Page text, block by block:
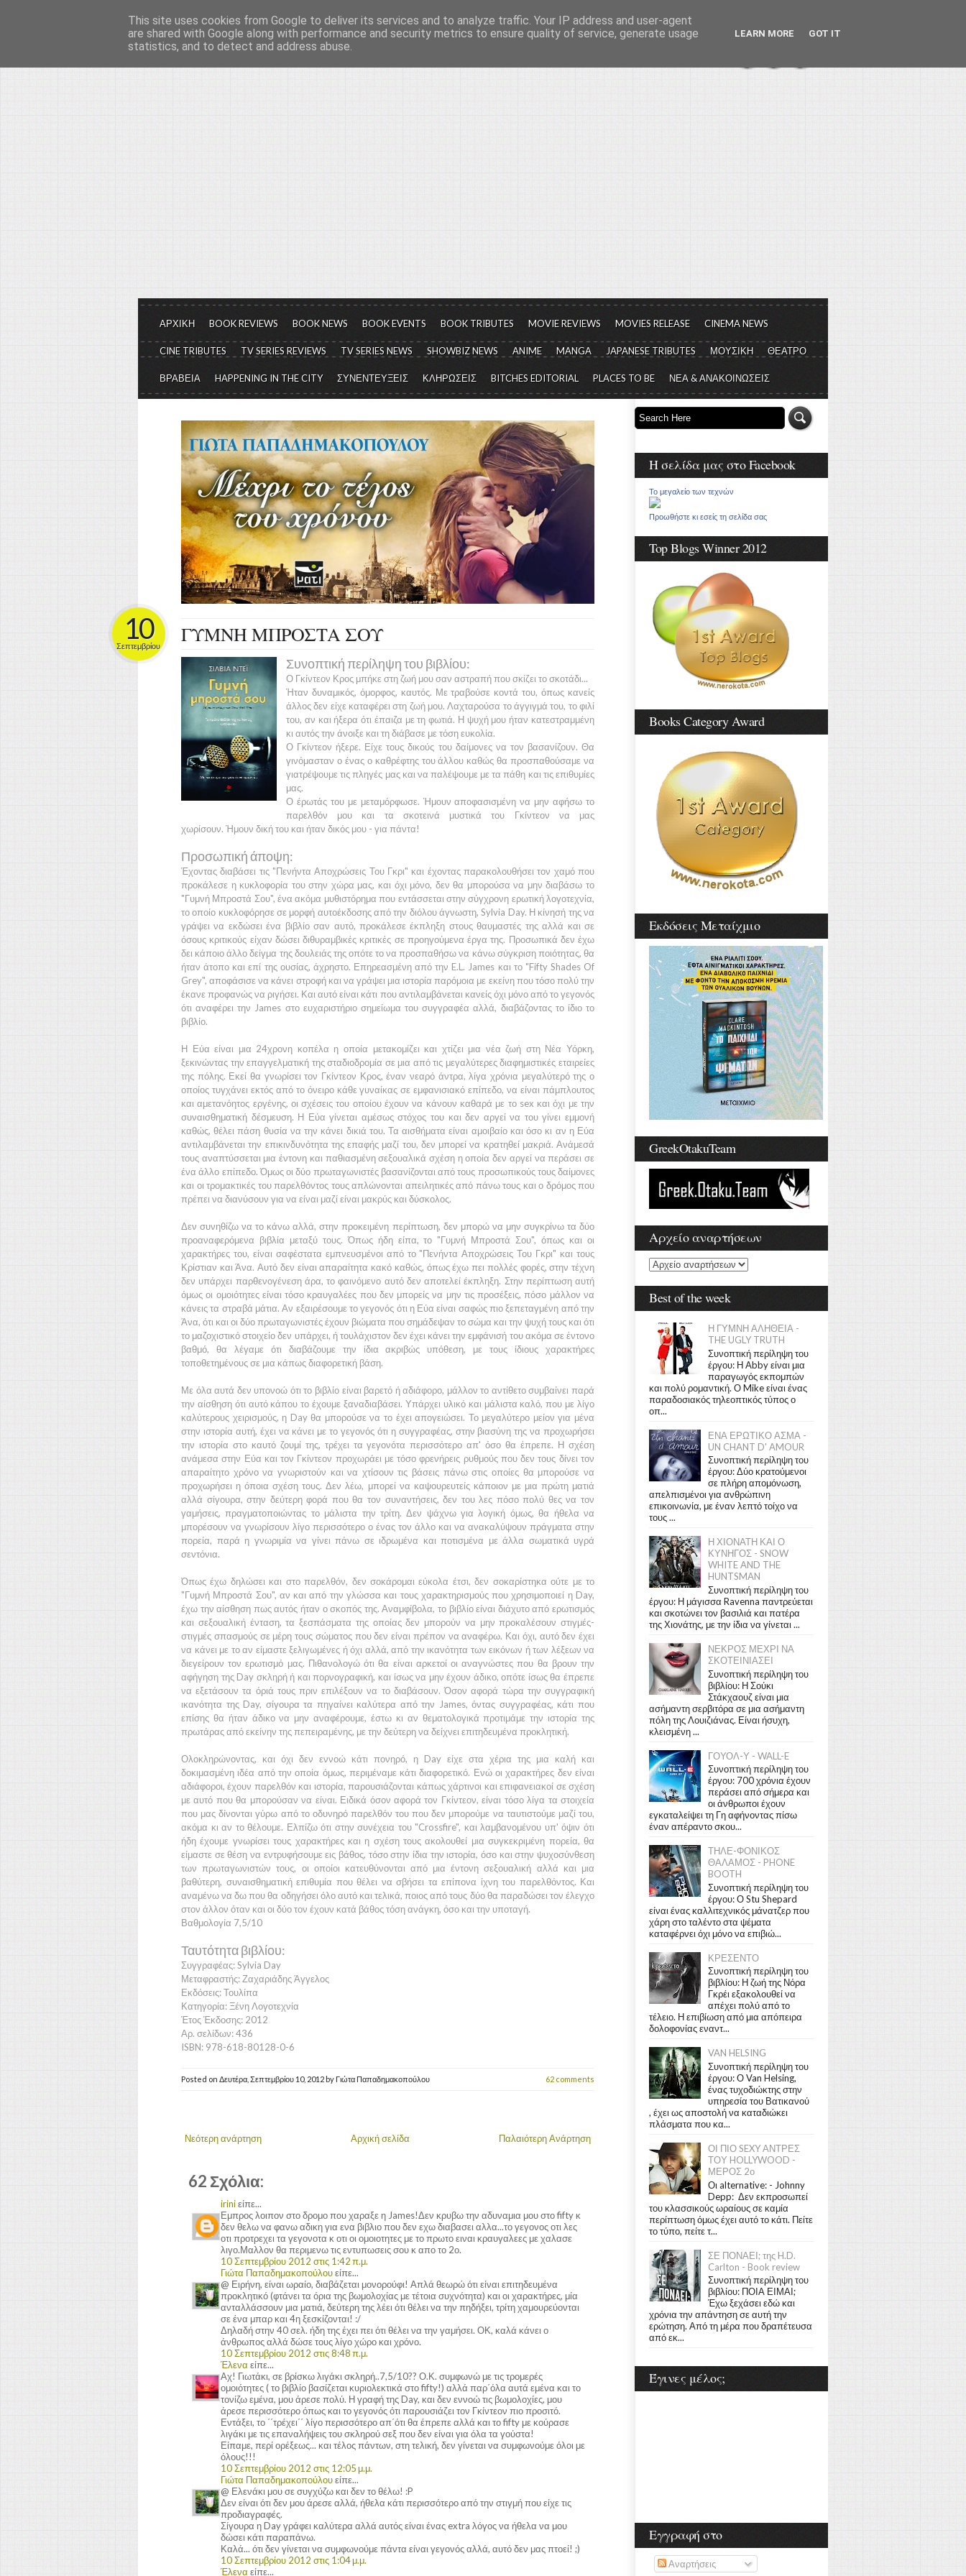
Το μεγαλείο των Τεχνών...
Είμαστε πάντα εδώ για να μιλάμε για τον πολιτισμό, σε κάθε του μορφή και έκταση...
ΑΡΧΙΚΗ BOOK REVIEWS BOOK NEWS BOOK EVENTS BOOK TRIBUTES MOVIE REVIEWS MOVIES RELEASE CINEMA NEWS
CINE TRIBUTES TV SERIES REVIEWS TV SERIES NEWS SHOWBIZ NEWS ANIME MANGA JAPANESE TRIBUTES ΜΟΥΣΙΚΗ ΘΕΑΤΡΟ
ΒΡΑΒΕΙΑ HAPPENING IN THE CITY ΣΥΝΕΝΤΕΥΞΕΙΣ ΚΛΗΡΩΣΕΙΣ BITCHES EDITORIAL PLACES TO BE ΝΕΑ & ΑΝΑΚΟΙΝΩΣΕΙΣ
ΓΥΜΝΗ ΜΠΡΟΣΤΑ ΣΟΥ
10
Σεπτεμβρίου
Συνοπτική περίληψη του βιβλίου:
Ο Γκίντεον Κρος μπήκε στη ζωή μου σαν αστραπή που σκίζει το σκοτάδι...
Ήταν δυναμικός, όμορφος, καυτός. Με τραβούσε κοντά του, όπως κανείς
άλλος δεν είχε καταφέρει στη ζωή μου. Λαχταρούσα το άγγιγμά του, το φιλί
του, αν και ήξερα ότι έπαιζα με τη φωτιά. Η ψυχή μου ήταν κατεστραμμένη
κι αυτός την άνοιξε και τη διάβασε με τόση ευκολία.
Ο Γκίντεον ήξερε. Είχε τους δικούς του δαίμονες να τον βασανίζουν. Θα
γινόμασταν ο ένας ο καθρέφτης του άλλου καθώς θα προσπαθούσαμε να
γιατρέψουμε τις πληγές μας και να παλέψουμε με τα πάθη και τις επιθυμίες
μας.
Ο έρωτάς του με μεταμόρφωσε. Ήμουν αποφασισμένη να μην αφήσω το
παρελθόν μου και τα σκοτεινά μυστικά του Γκίντεον να μας
χωρίσουν. Ήμουν δική του και ήταν δικός μου - για πάντα!
Προσωπική άποψη:
Έχοντας διαβάσει τις "Πενήντα Αποχρώσεις Του Γκρι" και έχοντας παρακολουθήσει τον χαμό που
προκάλεσε η κυκλοφορία του στην χώρα μας, και όχι μόνο, δεν θα μπορούσα να μην διαβάσω το
"Γυμνή Μπροστά Σου", ένα ακόμα μυθιστόρημα που εντάσσεται στην σύγχρονη ερωτική λογοτεχνία,
το οποίο κυκλοφόρησε σε μορφή αυτοέκδοσης από την διόλου άγνωστη,Sylvia Day. Η κίνησή της να
γράψει να εκδώσει ένα βιβλίο σαν αυτό, προκάλεσε έκπληξη στους θαυμαστές της αλλά και σε
όσους κριτικούς είχαν δώσει διθυραμβικές κριτικές σε προηγούμενα έργα της. Προσωπικά δεν έχω
δει κάποιο άλλο δείγμα της δουλειάς της οπότε το να προσπαθήσω να κάνω σύγκριση ποιότητας, θα
ήταν άτοπο και επί της ουσίας, άχρηστο. Επηρεασμένη από την E.L. James και το "Fifty Shades Of
Grey", αποφάσισε να κάνει στροφή και να γράψει μια ιστορία παρόμοια με εκείνη που τόσο πολύ την
έκανε προφανώς να ριγήσει. Και αυτό είναι κάτι που αντιλαμβάνεται κανείς όχι μόνο από το γεγονός
ότι αναφέρει την James στο ευχαριστήριο σημείωμα του συγγραφέα αλλά, διαβάζοντας το ίδιο το
βιβλίο.
Η Εύαείναι μια 24χρονη κοπέλα η οποία μετακομίζει και χτίζει μια νέα ζωή στη Νέα Υόρκη,
ξεκινώντας την επαγγελματική της σταδιοδρομία σε μια από τις μεγαλύτερες διαφημιστικές εταιρείες
της πόλης. Εκεί θα γνωρίσει τον Γκίντεον Κρος, έναν νεαρό άντρα, λίγα χρόνια μεγαλύτερό της ο
οποίος τυγχάνει εκτός από το όνειρο κάθε γυναίκας σε εμφανισιακό επίπεδο, να είναι πάμπλουτος
και αμετανόητος εργένης, οι σχέσεις του οποίου έχουν να κάνουν καθαρά με το sex και όχι με την
συναισθηματική δέσμευση. Η Εύα γίνεται αμέσως στόχος του και δεν αργεί να του γίνει εμμονή
καθώς, θέλει πάση θυσία να την κάνει δικιά του. Τα αισθήματα είναι αμοιβαίο και όσο κι αν η Εύα
αντιλαμβάνεται την επικινδυνότητα της επαφής μαζί του, δεν μπορεί να κρατηθεί μακριά. Ανάμεσά
τους αναπτύσσεται μια έντονη και παθιασμένη σεξουαλικά σχέση η οποία δεν αργεί να περάσει σε
ένα άλλο επίπεδο. Όμως οι δύο πρωταγωνιστές βασανίζονται από τους προσωπικούς τους δαίμονες
και οι τρομακτικές του παρελθόντος τους απλώνονται απειλητικές από πάνω τους και ο δρόμος που
πρέπει να διανύσουν για να είναι μαζί είναι μακρύς και δύσκολος.
Δεν συνηθίζω να το κάνω αλλά, στην προκειμένη περίπτωση, δεν μπορώ να μην συγκρίνω τα δύο
προαναφερόμενα βιβλία μεταξύ τους. Όπως ήδη είπα, το "Γυμνή Μπροστά Σου", όπως και οι
χαρακτήρες του, είναι σαφέστατα εμπνευσμένοι από το "Πενήντα Αποχρώσεις Του Γκρι" και τους
Κρίστιαν και Άνα. Αυτό δεν είναι απαραίτητα κακό καθώς, όπως έχω πει πολλές φορές, στην τέχνη
δεν υπάρχει παρθενογένεση άρα, το φαινόμενο αυτό δεν αποτελεί έκπληξη. Στην περίπτωση αυτή
όμως οι ομοιότητες είναι τόσο κραυγαλέες που δεν μπορείς να μην τις προσέξεις, πόσο μάλλον να
κάνεις τα στραβά μάτια. Αν εξαιρέσουμε το γεγονός ότι η Εύα είναι σαφώς πιο ξεπεταγμένη από την
Άνα, ότι και οι δύο πρωταγωνιστές έχουν βιώματα που σημάδεψαν το σώμα και την ψυχή τους και ότι
το μαζοχιστικό στοιχείο δεν υπάρχει, ή τουλάχιστον δεν έχει κάνει την εμφάνισή του ακόμα σε έντονο
βαθμό, θα λέγαμε ότι διαβάζουμε την ίδια ακριβώς υπόθεση, με τους ίδιους χαρακτήρες
τοποθετημένους σε μια κάπως διαφορετική βάση.
Με όλα αυτά δεν υπονοώ ότι το βιβλίο είναι βαρετό ή αδιάφορο, μάλλον το αντίθετο συμβαίνει παρά
την αίσθηση ότι αυτό κάπου το έχουμε ξαναδιαβάσει. Υπάρχει υλικό και μάλιστα καλό, που με λίγο
καλύτερους χειρισμούς, η Dayθα μπορούσε να το έχει απογειώσει. Το μεγαλύτερο μείον για μένα
στην ιστορία αυτή, έχει να κάνει με το γεγονός ότι η συγγραφέας, στην βιασύνη της να προχωρήσει
την ιστορία στο καυτό ζουμί της, τρέχει τα γεγονότα περισσότερο απ' όσο θα έπρεπε. Η σχέση
ανάμεσα στην Εύα και τον Γκίντεον προχωράει με τόσο φρενήρεις ρυθμούς που δεν τους δίνει τον
απαραίτητο χρόνο να γνωριστούν και να χτίσουν τις βάσεις πάνω στις οποίες θα μπορούσε να
προχωρήσει η όποια σχέση τους. Δεν λέω, μπορεί να καψουρευτείς κάποιον με μια πρώτη ματιά
αλλά σίγουρα, στην δεύτερη φορά που θα τον συναντήσεις, δεν του λες πόσο πολύ θες να τον
γαμήσεις, πραγματοποιώντας το μάλιστα την τρίτη. Δεν ψάχνω για λογική όμως, θα ήθελα να
μπορέσουν να γνωρίσουν λίγο περισσότερο ο ένας τον άλλο και να ανακαλύψουν πράγματα στην
πορεία, παρά η γνωριμία να γίνει πάνω σε ιδρωμένα και ποτισμένα με άλλα σωματικά υγρά
σεντόνια.
Όπως έχω δηλώσει και στο παρελθόν, δεν σοκάρομαι εύκολα έτσι, δεν σοκαρίστηκα ούτε με το
"Γυμνή Μπροστά Σου", αν και από την γλώσσα και τους χαρακτηρισμούς που χρησιμοποιεί η Day,
έχω την αίσθηση πως αυτός ήταν ο σκοπός της. Αναμφίβολα, το βιβλίο είναι διάχυτο από ερωτισμός
και σεξουαλική ένταση, τα ξεσπάσματα της οποίας δεν μπορούν να μην προκαλέσουν στιγμές-
στιγμές σπασμούς σε μέρη τους σώματος που δεν είναι πρέπον να αναφέρω. Και όχι, αυτό δεν έχει
να κάνει με το αν είμαστε ξελιγωμένες ή όχι αλλά, από την ικανότητα των εικόνων ή των λέξεων να
διεγείρουν τον ερωτισμό μας. Πιθανολογώ ότι θα είναι αρκετοί οι αναγνώστες που θα βρουν την
αφήγηση της Day σκληρή ή και πορνογραφική, και ίσως να μην έχουν άδικο, οπότε ίσως θα έπρεπε
να εξετάσουν τα όριά τους πριν επιλέξουν να το διαβάσουν. Όσον αφορά τώρα την συγγραφική
ικανότητα της Day, σίγουρα τα πηγαίνει καλύτερα από την James,όντας συγγραφέας, κάτι που
επίσης θα ήταν άδικο να μην αναφέρουμε, έστω κι αν θεματολογικά προτιμάμε την ιστορία της
πρωτάρας από εκείνην της πεπειραμένης, με την δεύτερη να δείχνει επιτηδευμένα προκλητική.
Ολοκληρώνοντας, και όχι δεν εννοώ κάτι πονηρό, η Day είχε στα χέρια της μια καλή και
δοκιμασμένη ιδέα από την οποία όμως, περιμέναμε κάτι διαφορετικό. Ενώ οι χαρακτήρες δεν είναι
αδιάφοροι, έχουν παρελθόν και ιστορία, παρουσιάζονται κάπως χάρτινοι και επιφανειακοί σε σχέση
με αυτό που θα μπορούσαν να είναι. Ειδικά όσον αφορά τον Γκίντεον, είναι τόσο λίγα τα στοιχεία
που μας δίνονται γύρω από το οδυνηρό παρελθόν του που δεν μπορούμε να ταυτιστούμε μαζί του,
ακόμα κι αν το θέλουμε. Ελπίζω ότι στην συνέχεια του "Crossfire", και λαμβανομένου υπ' όψιν ότι
ήδη έχουμε γνωρίσει τους χαρακτήρες και η σχέση τους ακολουθεί μια συγκεκριμένη πορεία, θα
είμαστε σε θέση να εντρυφήσουμε εις βάθος, τόσο στην ίδια την ιστορία, όσο και στην ψυχοσύνθεση
των πρωταγωνιστών τους, οι οποίοι κατευθύνονται από μια έντονη σεξουαλική αλλά και μια
βαθύτερη, συναισθηματική επιθυμία που θέλει να σβήσει τα επίπονα ίχνη του παρελθόντος. Και
αναμένω να δω που θα οδηγήσει όλο αυτό και τελικά, ποιος από τους δύο θα παραδώσει τον έλεγχο
στον άλλον όταν και οι δύο τον έχουν κατά βάθος τόση ανάγκη, όσο και την υποταγή.
Βαθμολογία 7,5/10
Ταυτότητα βιβλίου:
Συγγραφέας: Sylvia Day
Μεταφραστής: Ζαχαριάδης Άγγελος
Εκδόσεις: Τουλίπα
Κατηγορία: Ξένη Λογοτεχνία
Έτος Έκδοσης: 2012
Αρ. σελίδων: 436
ISBN: 978-618-80128-0-6
Posted on Δευτέρα, Σεπτεμβρίου 10, 2012 by Γιώτα Παπαδημακοπούλου 62 comments
Νεότερη ανάρτηση Παλαιότερη Ανάρτηση
Αρχική σελίδα
62 Σχόλια:
iriniείπε...
Εμπρος λοιπον στο δρομο που χαραξε η James!Δεν κρυβω την αδυναμια μου στο fifty κ
δεν θελω να φανω αδικη για ενα βιβλιο που δεν εχω διαβασει αλλα...το γεγονος οτι λες
οτι προτρεχει τα γεγονοτα κ οτι οι ομοιοτητες με το πρωτο ειναι κραυγαλεες με χαλασε
λιγο.Μαλλον θα περιμενω τις εντυπωσεις σου κ απο το 2ο.
10 Σεπτεμβρίου 2012 στις 1:42 π.μ.
Γιώτα Παπαδημακοπούλουείπε...
@ Ειρήνη, είναι ωραίο, διαβάζεται μονορούφι! Απλά θεωρώ ότι είναι επιτηδευμένα
προκλητικό (φτάνει τα όρια της βωμολοχίας με τέτοια συχνότητα) και οι χαρακτήρες, μία
ανταλλάσσουν μια ματιά, δεύτερη της λέει ότι θέλει να την πηδήξει, τρίτη χαμουρεύονται
σε ένα μπαρ και 4η ξεσκίζονται! :/
Δηλαδή στην 40 σελ. ήδη της έχει πει ότι θέλει να την γαμήσει. ΟΚ, καλά κάνει ο
άνθρωπος αλλά δώσε τους λίγο χώρο και χρόνο.
10 Σεπτεμβρίου 2012 στις 8:48 π.μ.
Έλενα είπε...
Αχ! Γιωτάκι, σε βρίσκω λιγάκι σκληρή..7,5/10?? Ο.Κ. συμφωνώ με τις τρομερές
ομοιότητες ( το βιβλίο βασίζεται κυριολεκτικά στο fifty!) αλλά παρ΄όλα αυτά εμένα και το
τονίζω εμένα, μου άρεσε πολύ. Η γραφή της Day, και δεν εννοώ τις βωμολοχίες, μου
άρεσε περισσότερο όπως και το γεγονός ότι παρουσιάζει τον Γκίντεον πιο προσιτό.
Εντάξει, το ΄΄τρέχει΄΄ λίγο περισσότερο απ΄ότι θα έπρεπε αλλά και το fifty με κούρασε
λιγάκι με τις επαναλήψεις του σκληρού σεξ που δεν είναι για όλα τα γούστα!
Είπαμε, περί ορέξεως... και τέλος πάντων, στη τελική, δεν γίνεται να συμφωνούμε όλοι με
όλους!!!
10 Σεπτεμβρίου 2012 στις 12:05 μ.μ.
Γιώτα Παπαδημακοπούλουείπε...
@ Ελενάκι μου σε συγχύζω και δεν το θέλω! :P
Δεν είναι ότι δεν μου άρεσε αλλά, ήθελα κάτι περισσότερο από την στιγμή που είχε τις
προδιαγραφές.
Σίγουρα η Day γράφει καλύτερα αλλά αυτός είναι ένας extra λόγος να ήθελα να μου
δώσει κάτι παραπάνω.
Καλά... ότι δεν γίνεται να συμφωνούμε πάντα είναι γεγονός αλλά, αυτό δεν μας πτοεί! ;)
10 Σεπτεμβρίου 2012 στις 1:04 μ.μ.
Έλενα είπε...
Η σελίδα μας στο Facebook
Το μεγαλείο των τεχνών
Προωθήστε κι εσείς τη σελίδα σας
Top Blogs Winner 2012
Books Category Award
Εκδόσεις Μεταίχμιο
GreekOtakuTeam
Αρχείο αναρτήσεων
Best of the week
Η ΓΥΜΝΗ ΑΛΗΘΕΙΑ -
THE UGLY TRUTH
Συνοπτική περίληψη του
έργου: Η Abby είναι μια
παραγωγός εκπομπών
και πολύ ρομαντική. Ο Mike είναι ένας
παραδοσιακός τηλεοπτικός τύπος ο
οπ...
ΕΝΑ ΕΡΩΤΙΚΟ ΑΣΜΑ -
UN CHANT D' AMOUR
Συνοπτική περίληψη του
έργου: Δύο κρατούμενοι
σε πλήρη απομόνωση,
απελπισμένοι για ανθρώπινη
επικοινωνία, με έναν λεπτό τοίχο να
τους ...
Η ΧΙΟΝΑΤΗ ΚΑΙ Ο
ΚΥΝΗΓΟΣ - SNOW
WHITE AND THE
HUNTSMAN
Συνοπτική περίληψη του
έργου: Η μάγισσα Ravenna παντρεύεται
και σκοτώνει τον βασιλιά και πατέρα
της Χιονάτης, με την ίδια να γίνεται ...
ΝΕΚΡΟΣ ΜΕΧΡΙ ΝΑ
ΣΚΟΤΕΙΝΙΑΣΕΙ
Συνοπτική περίληψη του
βιβλίου: Η Σούκι
Στάκχαουζ είναι μια
ασήμαντη σερβιτόρα σε μια ασήμαντη
πόλη της Λουιζιάνας. Είναι ήσυχη,
κλεισμένη ...
ΓΟΥΟΛ-Υ - WALL-E
Συνοπτική περίληψη του
έργου: 700 χρόνια έχουν
περάσει από σήμερα και
οι άνθρωποι έχουν
εγκαταλείψει τη Γη αφήνοντας πίσω
έναν απέραντο σκου...
ΤΗΛΕ-ΦΟΝΙΚΟΣ
ΘΑΛΑΜΟΣ - PHONE
BOOTH
Συνοπτική περίληψη του
έργου: Ο Stu Shepard
είναι ένας καλλιτεχνικός μάνατζερ που
χάρη στο ταλέντο στα ψέματα
καταφέρνει όχι μόνο να επιβιώ...
ΚΡΕΣΕΝΤΟ
Συνοπτική περίληψη του
βιβλίου: Η ζωή της Νόρα
Γκρέι εξακολουθεί να
απέχει πολύ από το
τέλειο. Η επιβίωση από μια απόπειρα
δολοφονίας εναντ...
VAN HELSING
Συνοπτική περίληψη του
έργου: Ο Van Helsing,
ένας τυχοδιώκτης στην
υπηρεσία του Βατικανού
, έχει ως αποστολή να καταδιώκει
πλάσματα που κα...
ΟΙ ΠΙΟ SEXY ΑΝΤΡΕΣ
ΤΟΥ HOLLYWOOD -
ΜΕΡΟΣ 2ο
Οι alternative: - Johnny
Depp: Δεν εκπροσωπεί
του κλασσικούς ωραίους σε καμία
περίπτωση όμως έχει αυτό το κάτι. Πείτε
το τύπο, πείτε τ...
ΣΕ ΠΟΝΑΕΙ; της H.D.
Carlton - Book review
Συνοπτική περίληψη του
βιβλίου: ΠΟΙΑ ΕΙΜΑΙ;
Έχω ξεχάσει εδώ και
χρόνια την απάντηση σε αυτή την
ερώτηση. Από τη μέρα που δραπέτευσα
από εκ...
Έγινες μέλος;
Εγγραφή στο
Αναρτήσεις
This site uses cookies from Google to deliver its services and to analyze traffic. Your IP address and user-agent
are shared with Google along with performance and security metrics to ensure quality of service, generate usage
statistics, and to detect and address abuse.
LEARN MORE GOT IT